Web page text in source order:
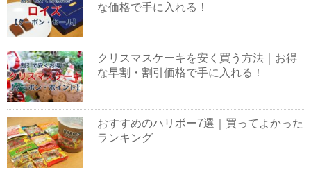
な価格で手に入れる！
クリスマスケーキを安く買う方法｜お得
な早割・割引価格で手に入れる！
おすすめのハリボー7選｜買ってよかった
ランキング